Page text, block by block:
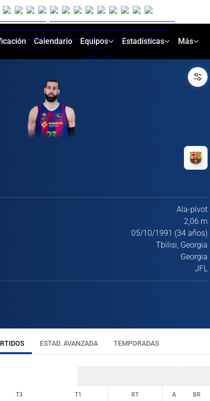
Calendario Equipos Estadísticas Más
Ala-pívot
2,06 m
05/10/1991 (34 años)
Tbilisi, Georgia
Georgia
JFL
ESTAD. AVANZADA TEMPORADAS
T3 T1 RT A BR